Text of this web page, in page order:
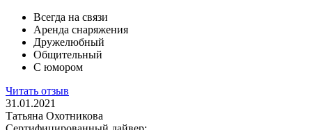
Всегда на связи
Аренда снаряжения
Дружелюбный
Общительный
С юмором
Читать отзыв
31.01.2021
Татьяна Охотникова